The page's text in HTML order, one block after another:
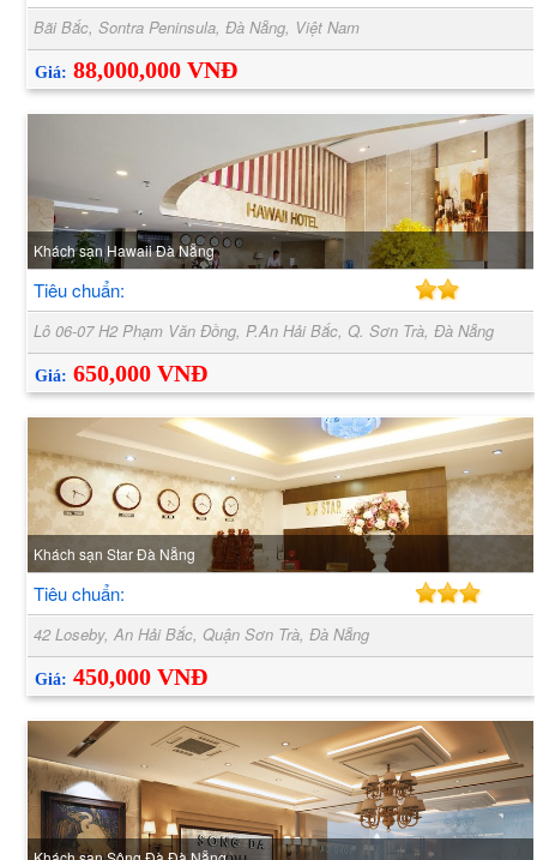
Bãi Bắc, Sontra Peninsula, Đà Nẵng, Việt Nam
Giá: 88,000,000 VNĐ
Khách sạn Hawaii Đà Nẵng
Tiêu chuẩn:
Lô 06-07 H2 Phạm Văn Đồng, P.An Hải Bắc, Q. Sơn Trà, Đà Nẵng
Giá: 650,000 VNĐ
Khách sạn Star Đà Nẵng
Tiêu chuẩn:
42 Loseby, An Hải Bắc, Quận Sơn Trà, Đà Nẵng
Giá: 450,000 VNĐ